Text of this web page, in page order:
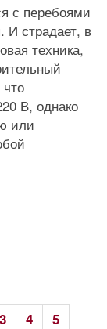
с перебоями
И страдает, в
техника,
В, однако
или
3 4
5